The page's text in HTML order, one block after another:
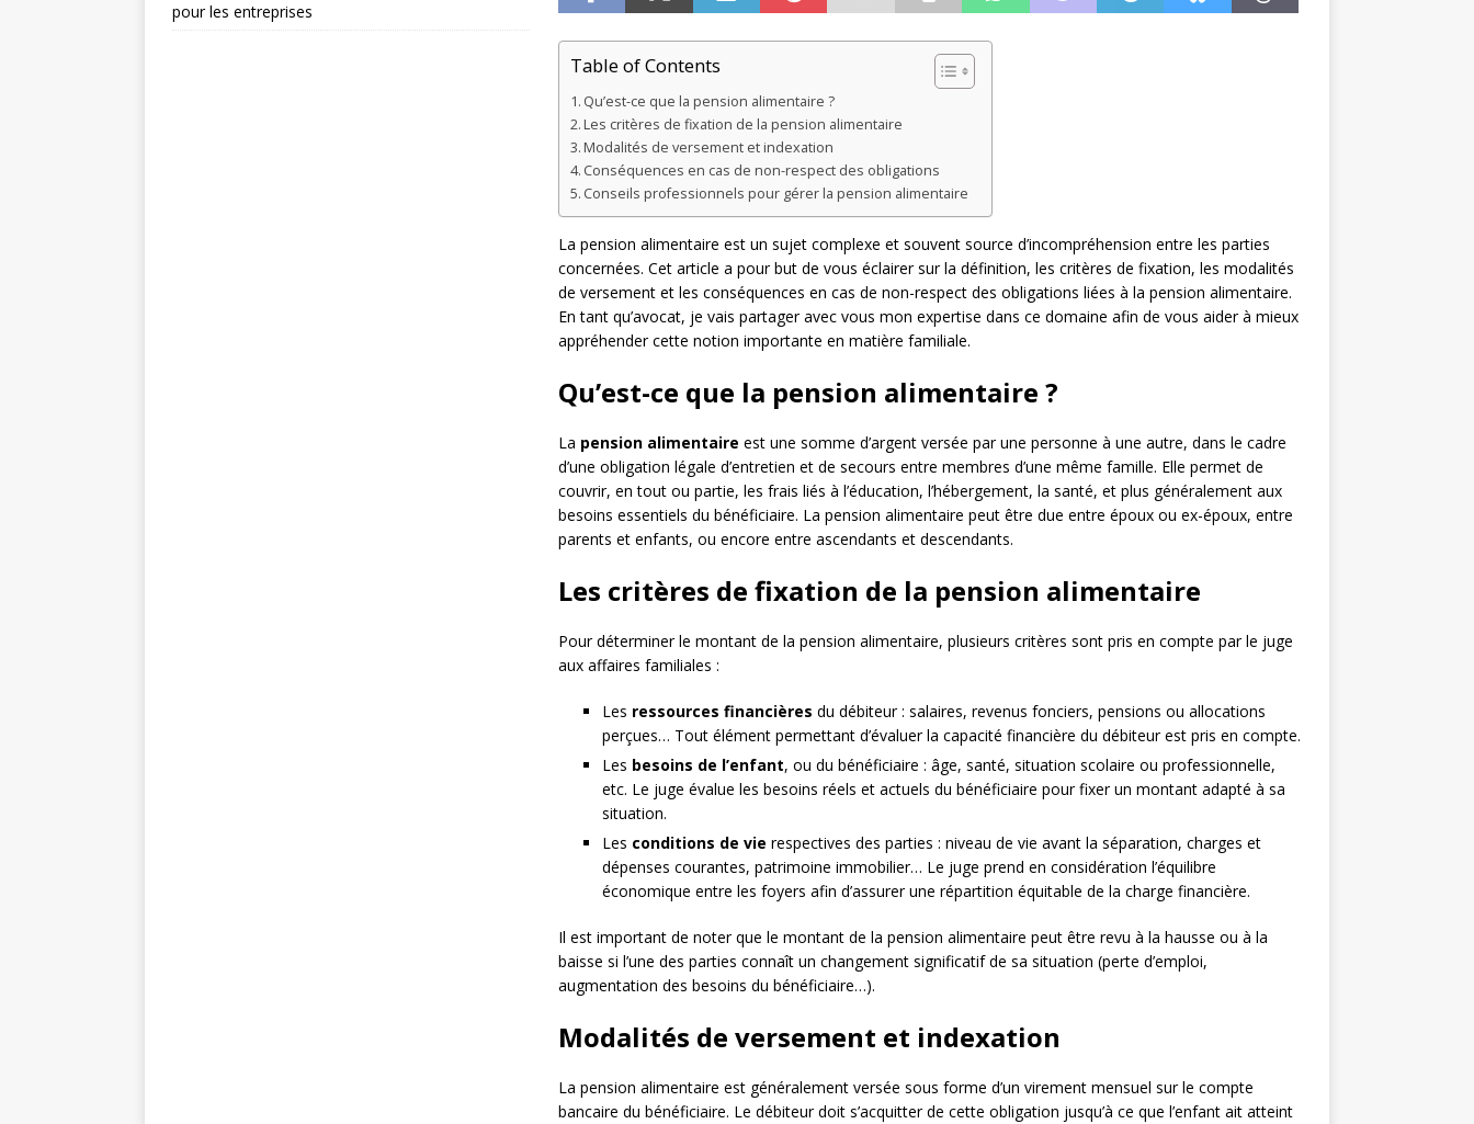
Table of Contents
Qu’est-ce que la pension alimentaire ?
Les critères de fixation de la pension alimentaire
Modalités de versement et indexation
Conséquences en cas de non-respect des obligations
Conseils professionnels pour gérer la pension alimentaire
La pension alimentaire est un sujet complexe et souvent source d’incompréhension entre les parties
concernées. Cet article a pour but de vous éclairer sur la définition, les critères de fixation, les modalités
de versement et les conséquences en cas de non-respect des obligations liées à la pension alimentaire.
En tant qu’avocat, je vais partager avec vous mon expertise dans ce domaine afin de vous aider à mieux
appréhender cette notion importante en matière familiale.
Qu’est-ce que la pension alimentaire ?
La pension alimentaire est une somme d’argent versée par une personne à une autre, dans le cadre
d’une obligation légale d’entretien et de secours entre membres d’une même famille. Elle permet de
couvrir, en tout ou partie, les frais liés à l’éducation, l’hébergement, la santé, et plus généralement aux
besoins essentiels du bénéficiaire. La pension alimentaire peut être due entre époux ou ex-époux, entre
parents et enfants, ou encore entre ascendants et descendants.
Les critères de fixation de la pension alimentaire
Pour déterminer le montant de la pension alimentaire, plusieurs critères sont pris en compte par le juge
aux affaires familiales :
Les ressources financières du débiteur : salaires, revenus fonciers, pensions ou allocations
perçues… Tout élément permettant d’évaluer la capacité financière du débiteur est pris en compte.
Les besoins de l’enfant, ou du bénéficiaire : âge, santé, situation scolaire ou professionnelle,
etc. Le juge évalue les besoins réels et actuels du bénéficiaire pour fixer un montant adapté à sa
situation.
Les conditions de vie respectives des parties : niveau de vie avant la séparation, charges et
dépenses courantes, patrimoine immobilier… Le juge prend en considération l’équilibre
économique entre les foyers afin d’assurer une répartition équitable de la charge financière.
Il est important de noter que le montant de la pension alimentaire peut être revu à la hausse ou à la
baisse si l’une des parties connaît un changement significatif de sa situation (perte d’emploi,
augmentation des besoins du bénéficiaire…).
Modalités de versement et indexation
La pension alimentaire est généralement versée sous forme d’un virement mensuel sur le compte
bancaire du bénéficiaire. Le débiteur doit s’acquitter de cette obligation jusqu’à ce que l’enfant ait atteint
pour les entreprises